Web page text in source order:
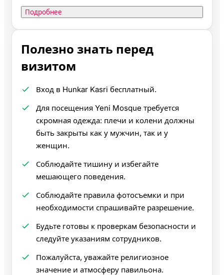
Подробнее
Полезно знать перед
визитом
Вход в Hunkar Kasri бесплатный.
Для посещения Yeni Mosque требуется
скромная одежда: плечи и колени должны
быть закрыты как у мужчин, так и у
женщин.
Соблюдайте тишину и избегайте
мешающего поведения.
Соблюдайте правила фотосъемки и при
необходимости спрашивайте разрешение.
Будьте готовы к проверкам безопасности и
следуйте указаниям сотрудников.
Пожалуйста, уважайте религиозное
значение и атмосферу павильона.